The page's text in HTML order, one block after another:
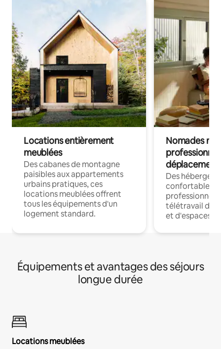
Locations entièrement
meublées
Des cabanes de montagne
paisibles aux appartements
urbains pratiques, ces
locations meublées offrent
tous les équipements d'un
logement standard.
Nomades
déplacement
Des
confortables
professionnels
télétravail
et d'espaces
Équipements et avantages des séjours
longue durée
Locations meublées